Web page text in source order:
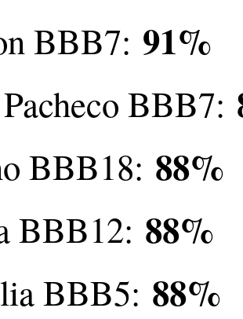
BBB7: 91%
BBB7:
BBB18: 88%
BBB12: 88%
BBB5: 88%